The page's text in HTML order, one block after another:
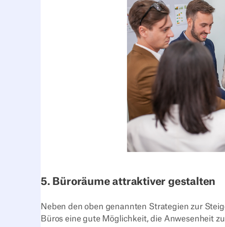
5. Büroräume attraktiver gestalten
Neben den oben genannten Strategien zur
Büros eine gute Möglichkeit, die Anwesenheit